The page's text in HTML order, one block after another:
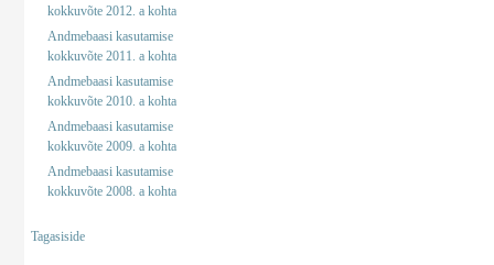
kokkuvõte 2012. a kohta
Andmebaasi kasutamise
kokkuvõte 2011. a kohta
Andmebaasi kasutamise
kokkuvõte 2010. a kohta
Andmebaasi kasutamise
kokkuvõte 2009. a kohta
Andmebaasi kasutamise
kokkuvõte 2008. a kohta
Tagasiside